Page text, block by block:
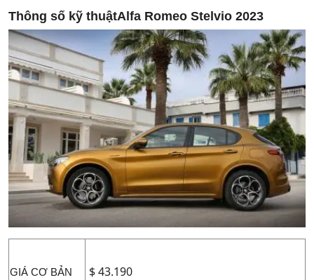
Thông số kỹ thuậtAlfa Romeo Stelvio 2023
GIÁ CƠ BẢN $ 43.190